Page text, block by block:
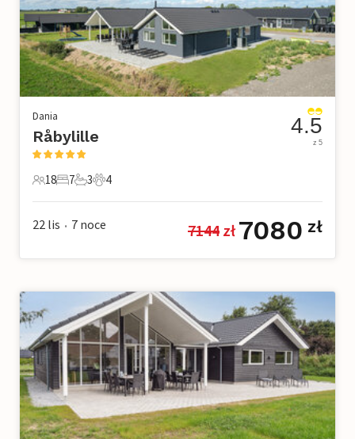
Dania
Råbylille
18 Goście
18
7 Sypialnie
7
3 Łazienki
3
4 Zwierzęta domowe
4
4.5
z 5
22 lis • 7 noce 7144 zł 7080 zł